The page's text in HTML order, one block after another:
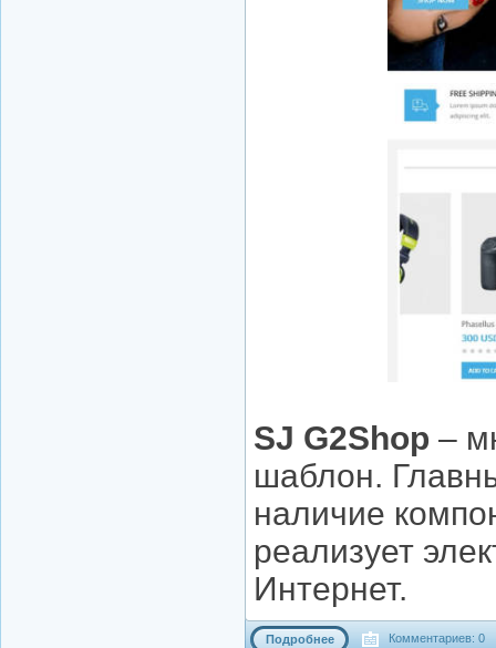
SJ G2Shop –
шаблон.
наличие
реализует
Интернет.
Подробнее Комментариев: 0